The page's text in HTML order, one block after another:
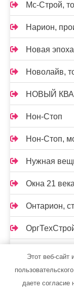
Мс-Строй,
Нарион,
Новая
Новолайв,
НОВЫЙ
Нон-Стоп
Нон-Стоп,
Нужная
Окна 21
Онтарион,
Периметр
Этот веб-
даете согласие